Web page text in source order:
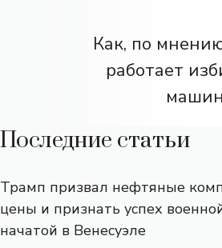
Как, по
работает
Последние статьи
Трамп призвал нефтяные
цены и признать успех
начатой ​​в Венесуэле